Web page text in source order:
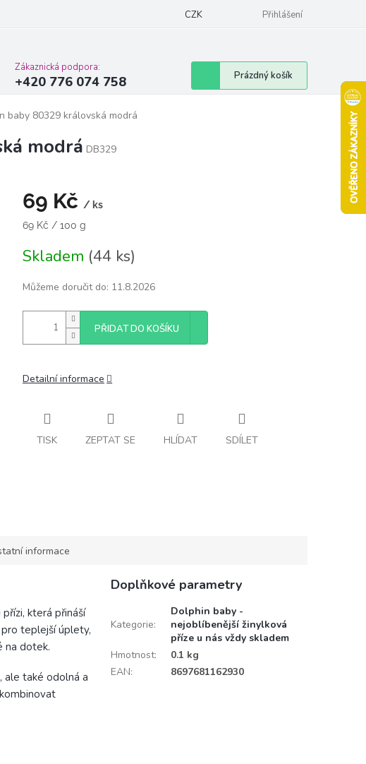
Podmínky ochrany osobních údajů Moje objednávka
CZK Přihlášení
Zákaznická podpora:
+420 776 074 758
Nákupní
košík
Prázdný košík
baby 80329 královská modrá
modrá DB329
69 Kč / ks
Měrná
69 Kč / 100 g
Skladem (44 ks)
Můžeme doručit do: 11.8.2026
PŘIDAT DO KOŠÍKU
Detailní informace
TISK ZEPTAT SE HLÍDAT SDÍLET
informace
která přináší
teplejší úplety,
na dotek.
ale také odolná a
Doplňkové parametry
Kategorie:
Dolphin baby -
nejoblíbenější žinylková
příze u nás vždy skladem
Hmotnost:
0.1 kg
EAN: 8697681162930